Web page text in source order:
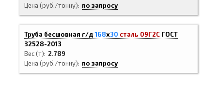
Цена (руб./тонну)
по запросу
Труба бесшовная г/д168х30 сталь 09Г2С ГОСТ
32528-2013
Вес (т)
2.789
Цена (руб./тонну)
по запросу